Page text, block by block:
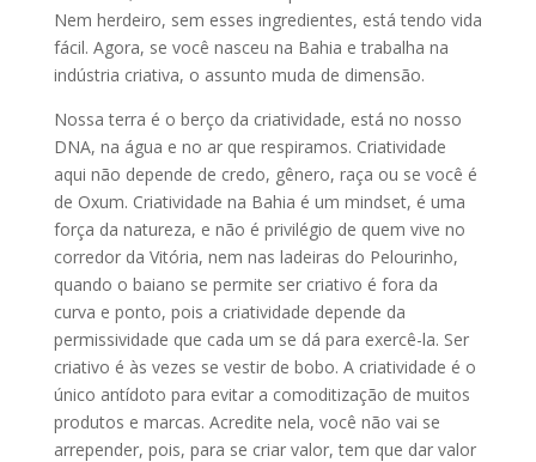
Nem herdeiro, sem esses ingredientes, está tendo vida
fácil. Agora, se você nasceu na Bahia e trabalha na
indústria criativa, o assunto muda de dimensão.
Nossa terra é o berço da criatividade, está no nosso
DNA, na água e no ar que respiramos. Criatividade
aqui não depende de credo, gênero, raça ou se você é
de Oxum. Criatividade na Bahia é um mindset, é uma
força da natureza, e não é privilégio de quem vive no
corredor da Vitória, nem nas ladeiras do Pelourinho,
quando o baiano se permite ser criativo é fora da
curva e ponto, pois a criatividade depende da
permissividade que cada um se dá para exercê-la. Ser
criativo é às vezes se vestir de bobo. A criatividade é o
único antídoto para evitar a comoditização de muitos
produtos e marcas. Acredite nela, você não vai se
arrepender, pois, para se criar valor, tem que dar valor